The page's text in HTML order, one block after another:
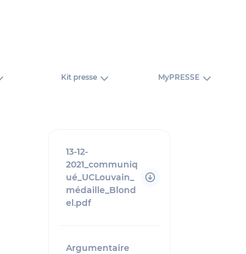
Kit presse MyPRESSE
13-12-
2021_communiq
ué_UCLouvain_
médaille_Blond
el.pdf
Argumentaire